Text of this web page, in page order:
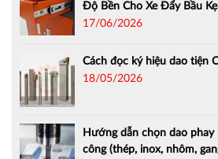
Độ Bền Cho Xe Đẩy Bầu
17/06/2026
Cách đọc ký hiệu dao tiện
18/05/2026
Hướng dẫn chọn dao
công (thép, inox, nhôm,